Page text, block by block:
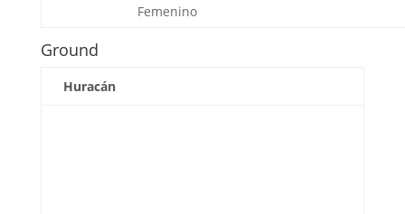
Femenino
Ground
Huracán